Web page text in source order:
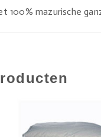
100% mazurische